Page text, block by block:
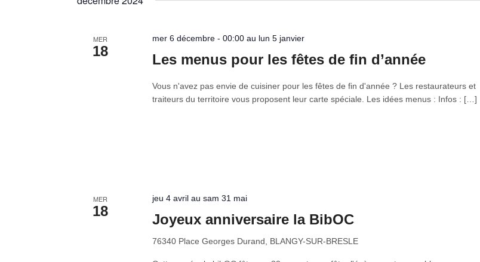
clé.
MER
18
mer 6 décembre - 00:00 au lun 5 janvier
Les menus pour les fêtes de fin d’année
Vous n'avez pas envie de cuisiner pour les fêtes de fin d'année ? Les restaurateurs et
traiteurs du territoire vous proposent leur carte spéciale. Les idées menus : Infos : […]
MER
18
jeu 4 avril au sam 31 mai
Joyeux anniversaire la BibOC
76340 Place Georges Durand, BLANGY-SUR-BRESLE